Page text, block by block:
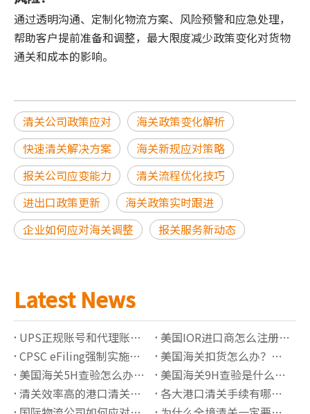
通过透明沟通、定制化物流方案、风险预警和应急处理，
帮助客户提前准备和调整，最大限度减少政策变化对货物
通关和成本的影响。
清关公司政策应对
海关政策变化解析
快速清关解决方案
海关新规应对策略
报关公司应变能力
清关流程优化技巧
进出口政策更新
海关政策实时跟进
企业如何应对海关调整
报关服务新动态
Latest News
UPS正规账号和代理账号有什么区别？如何选择更稳定的UPS账号服务
美国IOR进口商怎么注册？2026最新要求解析
CPSC eFiling强制实施后如何完成电子申报？
美国海关扣货怎么办？常见原因与处理流程详解
美国海关5H查验怎么办？流程、原因与快速放行指南
美国海关9H查验是什么意思？锁货后如何快速处理
清关效率高的港口清关公司有哪些推荐？
各大港口清关手续有哪些必须准备的资料？